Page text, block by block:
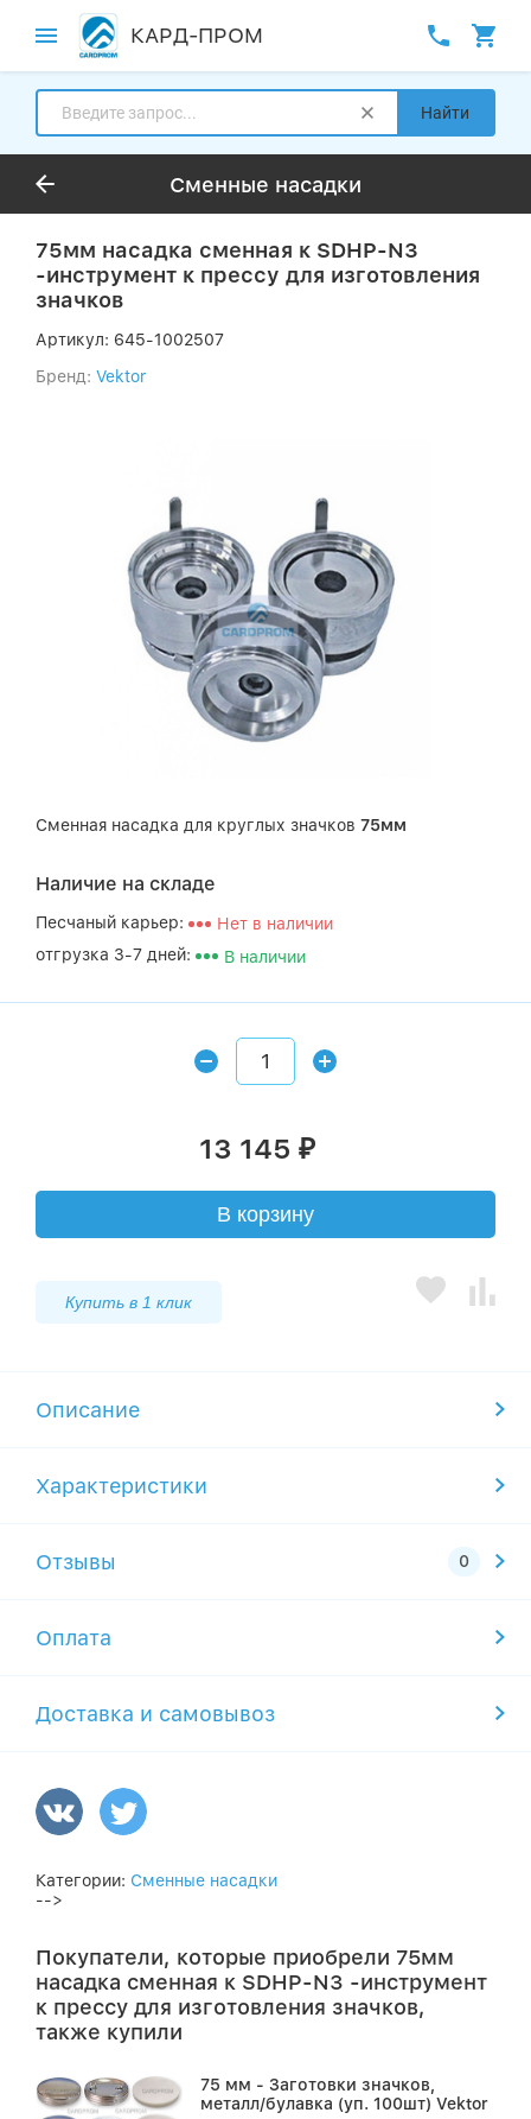
КАРД-ПРОМ
Найти
Сменные насадки
75мм насадка сменная к SDHP-N3
-инструмент к прессу для изготовления
значков
Артикул: 645-1002507
Бренд: Vektor
Сменная насадка для круглых значков 75мм
Наличие на складе
Песчаный карьер:
Нет в наличии
отгрузка 3-7 дней:
В наличии
13 145 ₽
В корзину
Купить в 1 клик
Описание
Характеристики
Отзывы
Оплата
Доставка и самовывоз
Категории: Сменные насадки
-->
Покупатели, которые приобрели 75мм
насадка сменная к SDHP-N3 -инструмент
к прессу для изготовления значков,
также купили
75 мм - Заготовки значков,
металл/булавка (уп. 100шт) Vektor